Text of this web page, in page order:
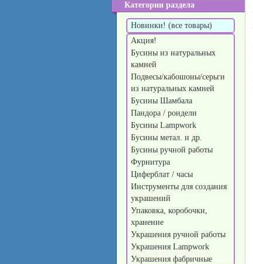
Категории раздела
Новинки! (все товары)
Акция!
Бусины из натуральных
камней
Подвесы/кабошоны/серьги
из натуральных камней
Бусины Шамбала
Пандора / рондели
Бусины Lampwork
Бусины метал. и др.
Бусины ручной работы
Фурнитура
Циферблат / часы
Инструменты для создания
украшений
Упаковка, коробочки,
хранение
Украшения ручной работы
Украшения Lampwork
Украшения фабричные